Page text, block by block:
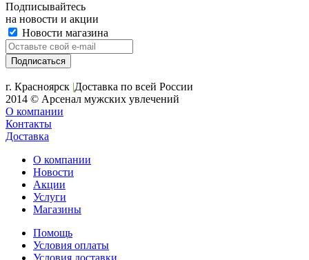
Подписывайтесь
на новости и акции
Новости магазина
г. Красноярск |Доставка по всей России
2014 © Арсенал мужских увлечений
О компании
Контакты
Доставка
О компании
Новости
Акции
Услуги
Магазины
Помощь
Условия оплаты